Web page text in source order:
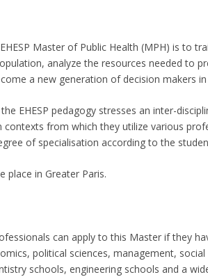
Master of Public Health (MPH) is to
analyze the resources needed to
a new generation of decision makers
EHESP pedagogy stresses an inter-
contexts from which they utilize various
of specialisation according to the
place in Greater Paris.
can apply to this Master if they
political sciences, management,
schools, engineering schools and a